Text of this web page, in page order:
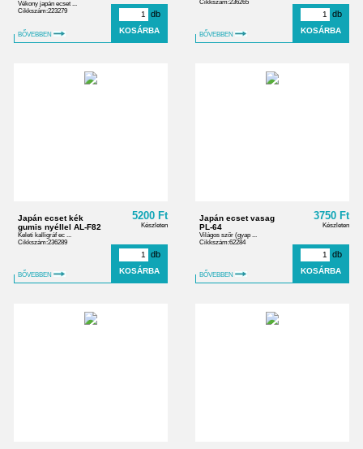
Vékony japán ecset ...
Cikkszám:223279
BŐVEBBEN
db
Cikkszám:236265
BŐVEBBEN
db
Japán ecset kék
gumis nyéllel AL-F82
Keleti kalligráf ec ...
Cikkszám:236289
BŐVEBBEN
5200 Ft
Készleten
db
Japán ecset vasag
PL-64
Világos szőr (gyap ...
Cikkszám:62284
BŐVEBBEN
3750 Ft
Készleten
db